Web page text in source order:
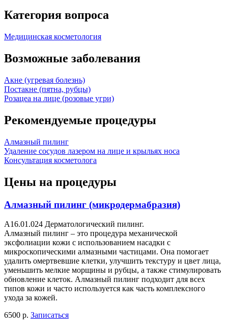
Категория вопроса
Медицинская косметология
Возможные заболевания
Акне (угревая болезнь)
Постакне (пятна, рубцы)
Розацеа на лице (розовые угри)
Рекомендуемые процедуры
Алмазный пилинг
Удаление сосудов лазером на лице и крыльях носа
Консультация косметолога
Цены на процедуры
Алмазный пилинг (микродермабразия)
A16.01.024 Дерматологический пилинг.
Алмазный пилинг – это процедура механической
эксфолиации кожи с использованием насадки с
микроскопическими алмазными частицами. Она помогает
удалить омертвевшие клетки, улучшить текстуру и цвет лица,
уменьшить мелкие морщины и рубцы, а также стимулировать
обновление клеток. Алмазный пилинг подходит для всех
типов кожи и часто используется как часть комплексного
ухода за кожей.
6500 р. Записаться